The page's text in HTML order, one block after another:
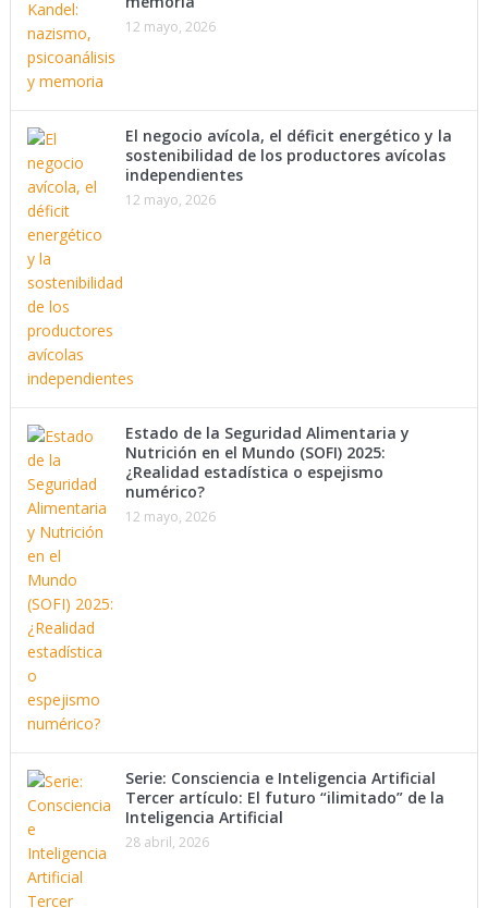
12 mayo, 2026
El negocio avícola, el déficit energético y la
sostenibilidad de los productores avícolas
independientes
12 mayo, 2026
Estado de la Seguridad Alimentaria y
Nutrición en el Mundo (SOFI) 2025:
¿Realidad estadística o espejismo
numérico?
12 mayo, 2026
Serie: Consciencia e Inteligencia Artificial
Tercer artículo: El futuro “ilimitado” de la
Inteligencia Artificial
28 abril, 2026